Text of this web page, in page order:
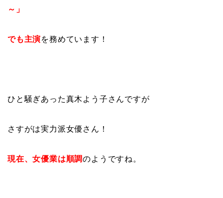
～」
でも主演を務めています！
ひと騒ぎあった真木よう子さんですが
さすがは実力派女優さん！
現在、女優業は順調のようですね。